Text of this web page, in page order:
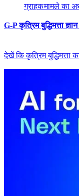
ग्राहक​​मामले का
G-P कृत्रिम बुद्धिमत्ता
देखें कि कृत्रिम बुद्धिमत्ता